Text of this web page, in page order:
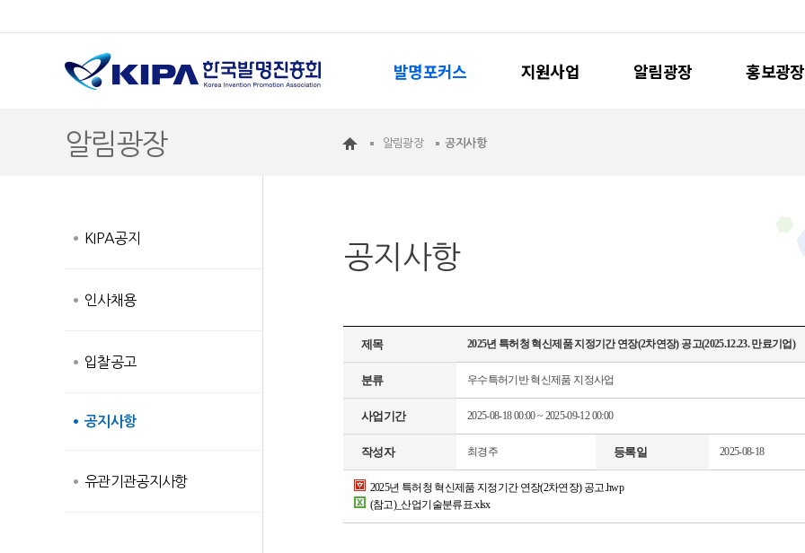
발명포커스 지원사업 알림광장 홍보광장
알림광장 알림광장 공지사항
KIPA공지
인사채용
입찰공고
공지사항
유관기관공지사항
공지사항
제목 2025년 특허청 혁신제품 지정기간 연장(2차연장) 공고(2025.12.23. 만료기업)
분류 우수특허기반 혁신제품 지정사업
사업기간 2025-08-18 00:00~ 2025-09-12 00:00
작성자 최경주 등록일 2025-08-18
2025년 특허청 혁신제품 지정기간 연장(2차연장) 공고.hwp
(참고)_산업기술분류표.xlsx